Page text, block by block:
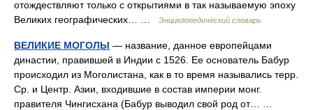
отождествляют только с открытиями в так называемую эпоху
Великих географических… …
Энциклопедический словарь
ВЕЛИКИЕ МОГОЛЫ — название, данное европейцами
династии, правившей в Индии с 1526. Ее основатель Бабур
происходил из Моголистана, как в то время назывались терр.
Ср. и Центр. Азии, входившие в состав империи монг.
правителя Чингисхана (Бабур выводил свой род от… …